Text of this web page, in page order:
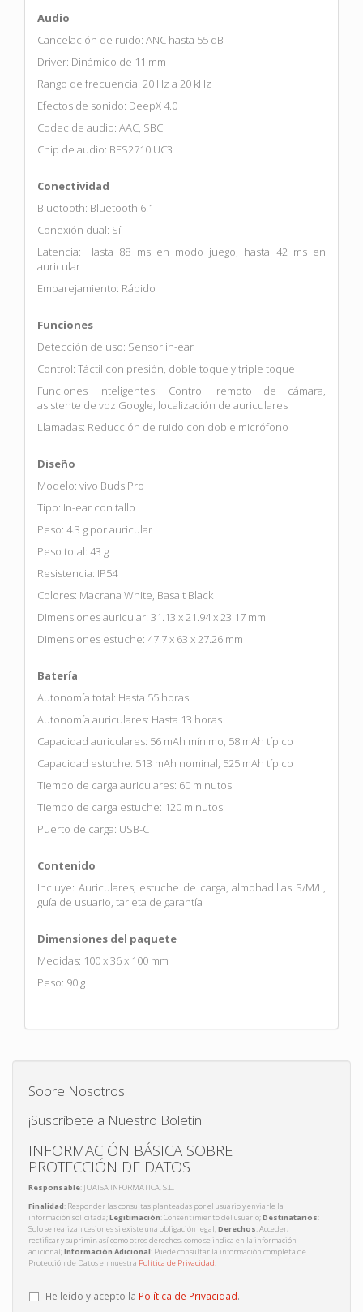
Audio
Cancelación de ruido: ANC hasta 55 dB
Driver: Dinámico de 11 mm
Rango de frecuencia: 20 Hz a 20 kHz
Efectos de sonido: DeepX 4.0
Codec de audio: AAC, SBC
Chip de audio: BES2710IUC3
Conectividad
Bluetooth: Bluetooth 6.1
Conexión dual: Sí
Latencia: Hasta 88 ms en modo juego, hasta 42 ms en
auricular
Emparejamiento: Rápido
Funciones
Detección de uso: Sensor in-ear
Control: Táctil con presión, doble toque y triple toque
Funciones inteligentes: Control remoto de cámara,
asistente de voz Google, localización de auriculares
Llamadas: Reducción de ruido con doble micrófono
Diseño
Modelo: vivo Buds Pro
Tipo: In-ear con tallo
Peso: 4.3 g por auricular
Peso total: 43 g
Resistencia: IP54
Colores: Macrana White, Basalt Black
Dimensiones auricular: 31.13 x 21.94 x 23.17 mm
Dimensiones estuche: 47.7 x 63 x 27.26 mm
Batería
Autonomía total: Hasta 55 horas
Autonomía auriculares: Hasta 13 horas
Capacidad auriculares: 56 mAh mínimo, 58 mAh típico
Capacidad estuche: 513 mAh nominal, 525 mAh típico
Tiempo de carga auriculares: 60 minutos
Tiempo de carga estuche: 120 minutos
Puerto de carga: USB-C
Contenido
Incluye: Auriculares, estuche de carga, almohadillas S/M/L,
guía de usuario, tarjeta de garantía
Dimensiones del paquete
Medidas: 100 x 36 x 100 mm
Peso: 90 g
Sobre Nosotros
¡Suscríbete a Nuestro Boletín!
INFORMACIÓN BÁSICA SOBRE
PROTECCIÓN DE DATOS
Responsable: JUAISA INFORMATICA, S.L.
Finalidad: Responder las consultas planteadas por el usuario y enviarle la
información solicitada;Legitimación: Consentimiento del usuario;Destinatarios:
Solo se realizan cesiones si existe una obligación legal;Derechos: Acceder,
rectificar y suprimir, así como otros derechos, como se indica en la información
adicional;Información Adicional: Puede consultar la información completa de
Protección de Datos en nuestra Política de Privacidad.
He leído y acepto la Política de Privacidad.